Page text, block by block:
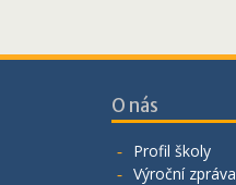
O nás
Profil školy
Výroční zpráva